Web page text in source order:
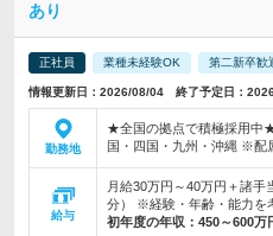
あり
正社員 業種未経験OK 第二新卒歓
情報更新日：2026/08/04 終了予定日：
勤務地
★全国の拠点で積極採用中
国・四国・九州・沖縄 ※配
給与
月給30万円～40万円＋諸手
分） ※経験・年齢・能力を
初年度の年収： 450～600万